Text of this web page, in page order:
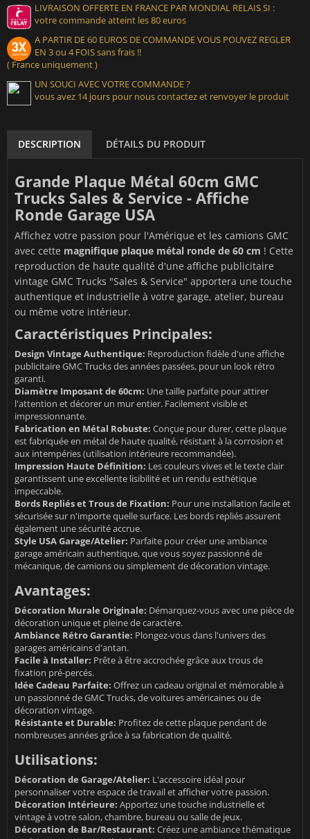
LIVRAISON OFFERTE EN FRANCE PAR MONDIAL RELAIS SI :
votre commande atteint les 80 euros
A PARTIR DE 60 EUROS DE COMMANDE VOUS POUVEZ REGLER
EN 3 ou 4 FOIS sans frais !!
( France uniquement )
UN SOUCI AVEC VOTRE COMMANDE ?
vous avez 14 jours pour nous contactez et renvoyer le produit
DESCRIPTION DÉTAILS DU PRODUIT
Grande Plaque Métal 60cm GMC
Trucks Sales & Service - Affiche
Ronde Garage USA
Affichez votre passion pour l'Amérique et les camions GMC
avec cette magnifique plaque métal ronde de 60 cm ! Cette
reproduction de haute qualité d'une affiche publicitaire
vintage GMC Trucks "Sales & Service" apportera une touche
authentique et industrielle à votre garage, atelier, bureau
ou même votre intérieur.
Caractéristiques Principales:
Design Vintage Authentique: Reproduction fidèle d'une affiche
publicitaire GMC Trucks des années passées, pour un look rétro
garanti.
Diamètre Imposant de 60cm: Une taille parfaite pour attirer
l'attention et décorer un mur entier. Facilement visible et
impressionnante.
Fabrication en Métal Robuste: Conçue pour durer, cette plaque
est fabriquée en métal de haute qualité, résistant à la corrosion et
aux intempéries (utilisation intérieure recommandée).
Impression Haute Définition: Les couleurs vives et le texte clair
garantissent une excellente lisibilité et un rendu esthétique
impeccable.
Bords Repliés et Trous de Fixation: Pour une installation facile et
sécurisée sur n'importe quelle surface. Les bords repliés assurent
également une sécurité accrue.
Style USA Garage/Atelier: Parfaite pour créer une ambiance
garage américain authentique, que vous soyez passionné de
mécanique, de camions ou simplement de décoration vintage.
Avantages:
Décoration Murale Originale: Démarquez-vous avec une pièce de
décoration unique et pleine de caractère.
Ambiance Rétro Garantie: Plongez-vous dans l'univers des
garages américains d'antan.
Facile à Installer: Prête à être accrochée grâce aux trous de
fixation pré-percés.
Idée Cadeau Parfaite: Offrez un cadeau original et mémorable à
un passionné de GMC Trucks, de voitures américaines ou de
décoration vintage.
Résistante et Durable: Profitez de cette plaque pendant de
nombreuses années grâce à sa fabrication de qualité.
Utilisations:
Décoration de Garage/Atelier: L'accessoire idéal pour
personnaliser votre espace de travail et afficher votre passion.
Décoration Intérieure: Apportez une touche industrielle et
vintage à votre salon, chambre, bureau ou salle de jeux.
Décoration de Bar/Restaurant: Créez une ambiance thématique